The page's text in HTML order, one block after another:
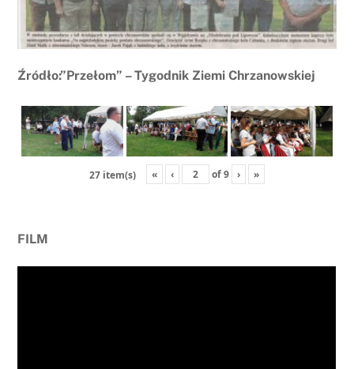
Źródło:”Przełom” – Tygodnik Ziemi Chrzanowskiej
27 item(s) « ‹ of9 › »
FILM